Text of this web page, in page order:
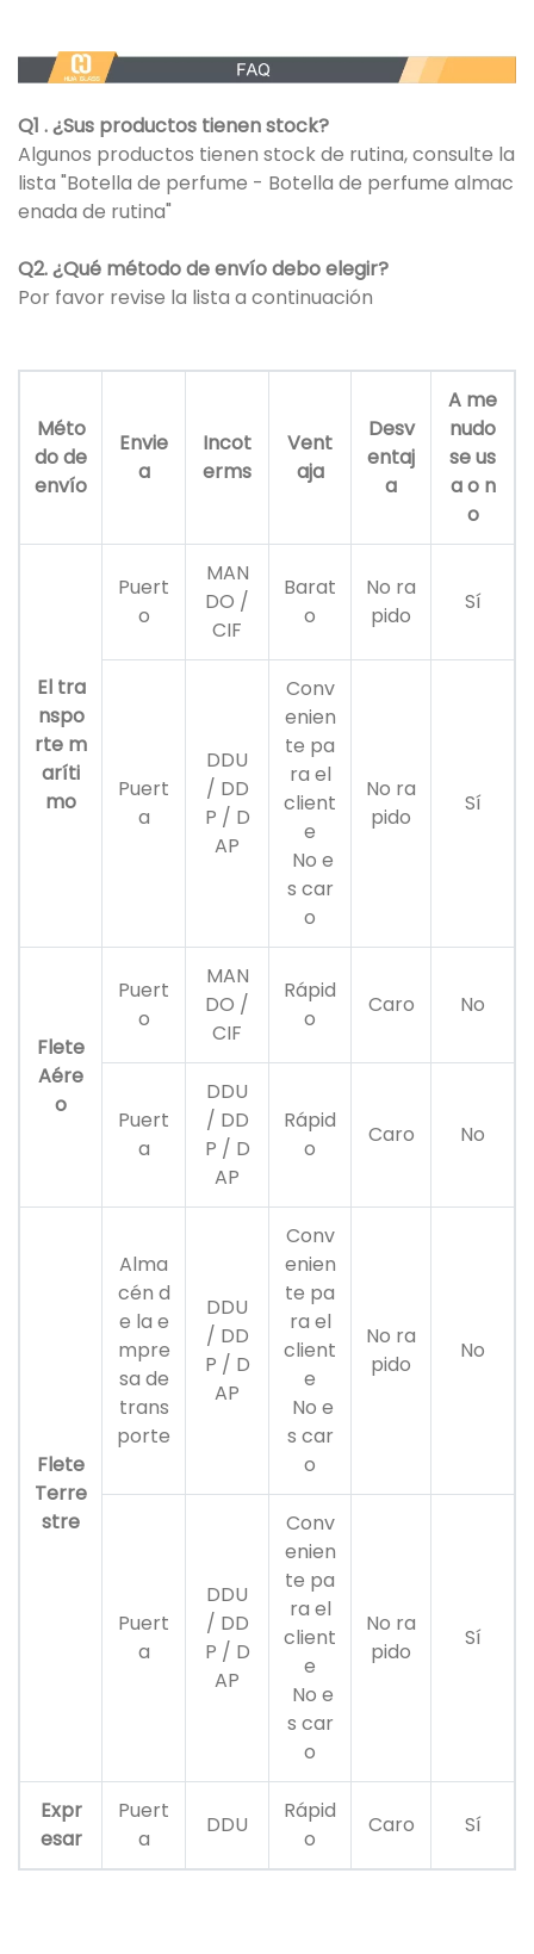
Q1 . ¿Sus productos tienen stock?
Algunos productos tienen stock de rutina, consulte la
lista "Botella de perfume - Botella de perfume almac
enada de rutina"
Q2. ¿Qué método de envío debo elegir?
Por favor revise la lista a continuación
Méto
do de
envío
Envie
a
Incot
erms
Vent
aja
Desv
entaj
a
A me
nudo
se us
a o n
o
El tra
nspo
rte m
aríti
mo
Puert
o
MAN
DO /
CIF
Barat
o
No ra
pido
Sí
Puert
a
DDU
/ DD
P / D
AP
Conv
enien
te pa
ra el
client
e
No e
s car
o
No ra
pido
Sí
Flete
Aére
o
Puert
o
MAN
DO /
CIF
Rápid
o
Caro No
Puert
a
DDU
/ DD
P / D
AP
Rápid
o
Caro No
Flete
Terre
stre
Alma
cén d
e la e
mpre
sa de
trans
porte
DDU
/ DD
P / D
AP
Conv
enien
te pa
ra el
client
e
No e
s car
o
No ra
pido
No
Puert
a
DDU
/ DD
P / D
AP
Conv
enien
te pa
ra el
client
e
No e
s car
o
No ra
pido
Sí
Expr
esar
Puert
a
DDU
Rápid
o
Caro Sí